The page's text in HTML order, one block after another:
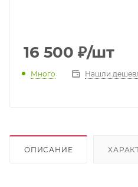
16 500 ₽/шт
Много Нашли
ОПИСАНИЕ